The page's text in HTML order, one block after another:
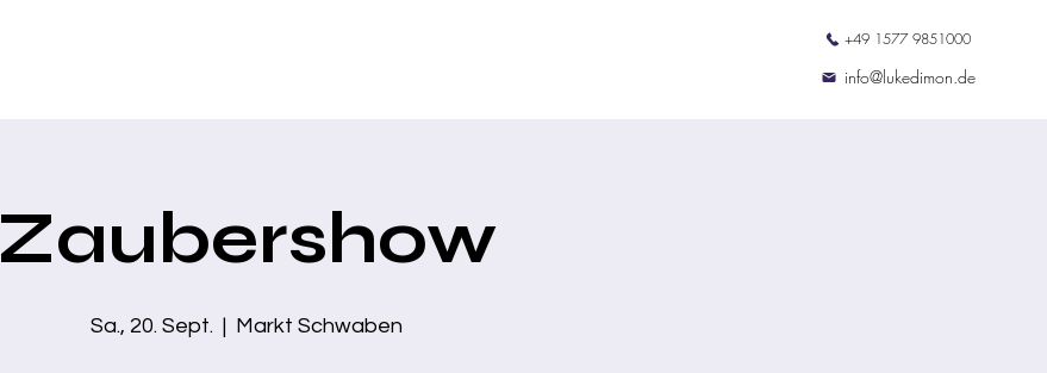
+49 1577 9851000
info@lukedimon.de
Zaubershow
Sa., 20. Sept.
  |
Markt Schwaben